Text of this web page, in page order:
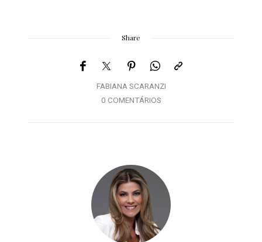
Share
FABIANA SCARANZI
0 COMENTÁRIOS